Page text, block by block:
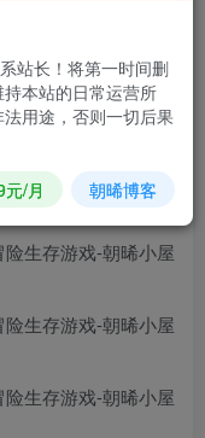
站长！将第一时间删
本站的日常运营所
用途，否则一切后果
/月 朝晞博客